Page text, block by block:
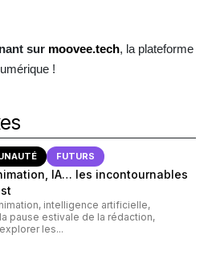
sur moovee.tech, la plateforme
!
FUTURS
IA… les incontournables
intelligence artificielle,
pause estivale de la rédaction,
les...